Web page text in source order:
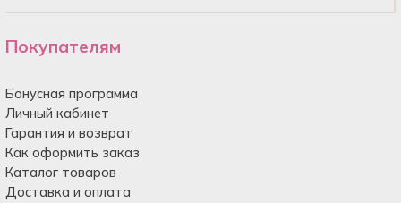
Покупателям
Бонусная программа
Личный кабинет
Гарантия и возврат
Как оформить заказ
Каталог товаров
Доставка и оплата